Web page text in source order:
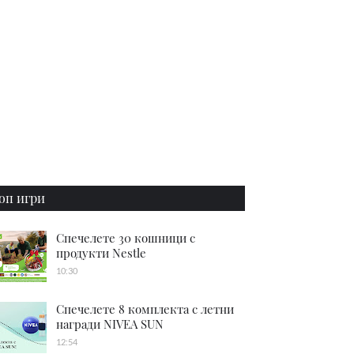
игри
Спечелете 30 кошници с
продукти Nestle
10:30
Спечелете 8 комплекта с летни
награди NIVEA SUN
12:54